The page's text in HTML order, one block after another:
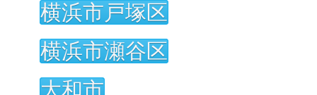
横浜市戸塚区
横浜市瀬谷区
大和市